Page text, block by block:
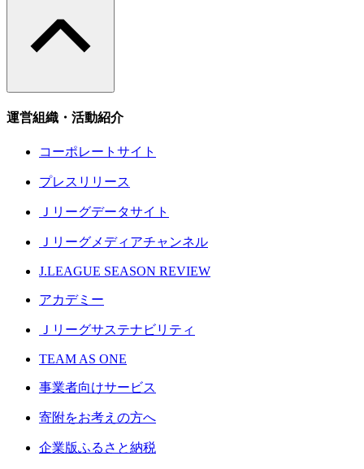
運営組織・活動紹介
コーポレートサイト
プレスリリース
Ｊリーグデータサイト
Ｊリーグメディアチャンネル
J.LEAGUE SEASON REVIEW
アカデミー
Ｊリーグサステナビリティ
TEAM AS ONE
事業者向けサービス
寄附をお考えの方へ
企業版ふるさと納税